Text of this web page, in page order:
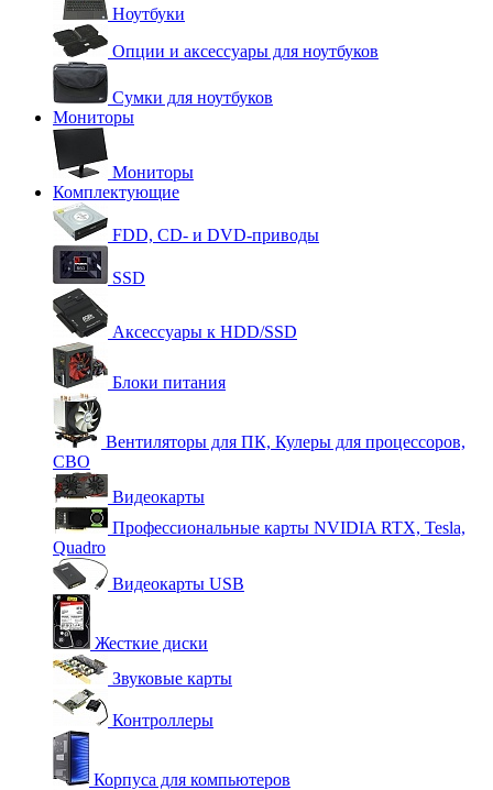
Ноутбуки
Опции и аксессуары для ноутбуков
Сумки для ноутбуков
Мониторы
Мониторы
Комплектующие
FDD, CD- и DVD-приводы
SSD
Аксессуары к HDD/SSD
Блоки питания
Вентиляторы для ПК, Кулеры для процессоров,
СВО
Видеокарты
Профессиональные карты NVIDIA RTX, Tesla,
Quadro
Видеокарты USB
Жесткие диски
Звуковые карты
Контроллеры
Корпуса для компьютеров